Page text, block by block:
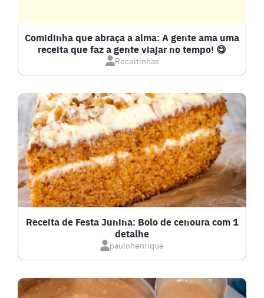
DOCES E SOBREMESAS
DRINKS
FRANGO
FRUTOS DO MAR
GRATINADOS
LANCHES
Comidinha que abraça a alma: A gente ama uma
receita que faz a gente viajar no tempo! 😋
Receitinhas
Receita de Festa Junina: Bolo de cenoura com 1
detalhe
paulohenrique